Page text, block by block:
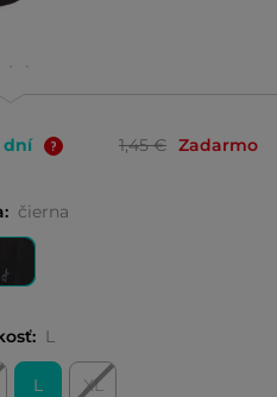
dní 1,45 € Zadarmo
čierna
L
L XL